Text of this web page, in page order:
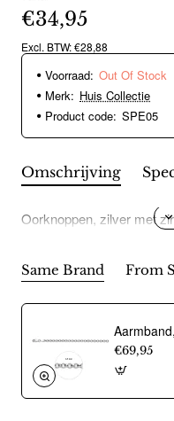
Out Of Stock
€34,95
Excl. BTW: €28,88
Voorraad: Out Of Stock
Merk: Huis Collectie
Product code: SPE05
Omschrijving
Oorknoppen, zilver met
Same Brand From
€69,95